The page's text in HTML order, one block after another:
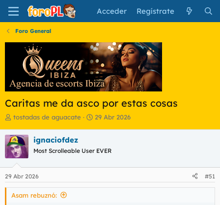
Acceder Regístrate
Foro General
Caritas me da asco por estas cosas
I
i
c
i
a
d
o
r
d
tostadas de aguacate
F
a
e
n
29 Abr 2026
ignaciofdez
Most Scrolleable User EVER
29 Abr 2026 #51
Asam rebuznó: